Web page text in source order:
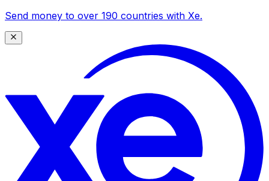
Send money to over 190 countries with Xe.